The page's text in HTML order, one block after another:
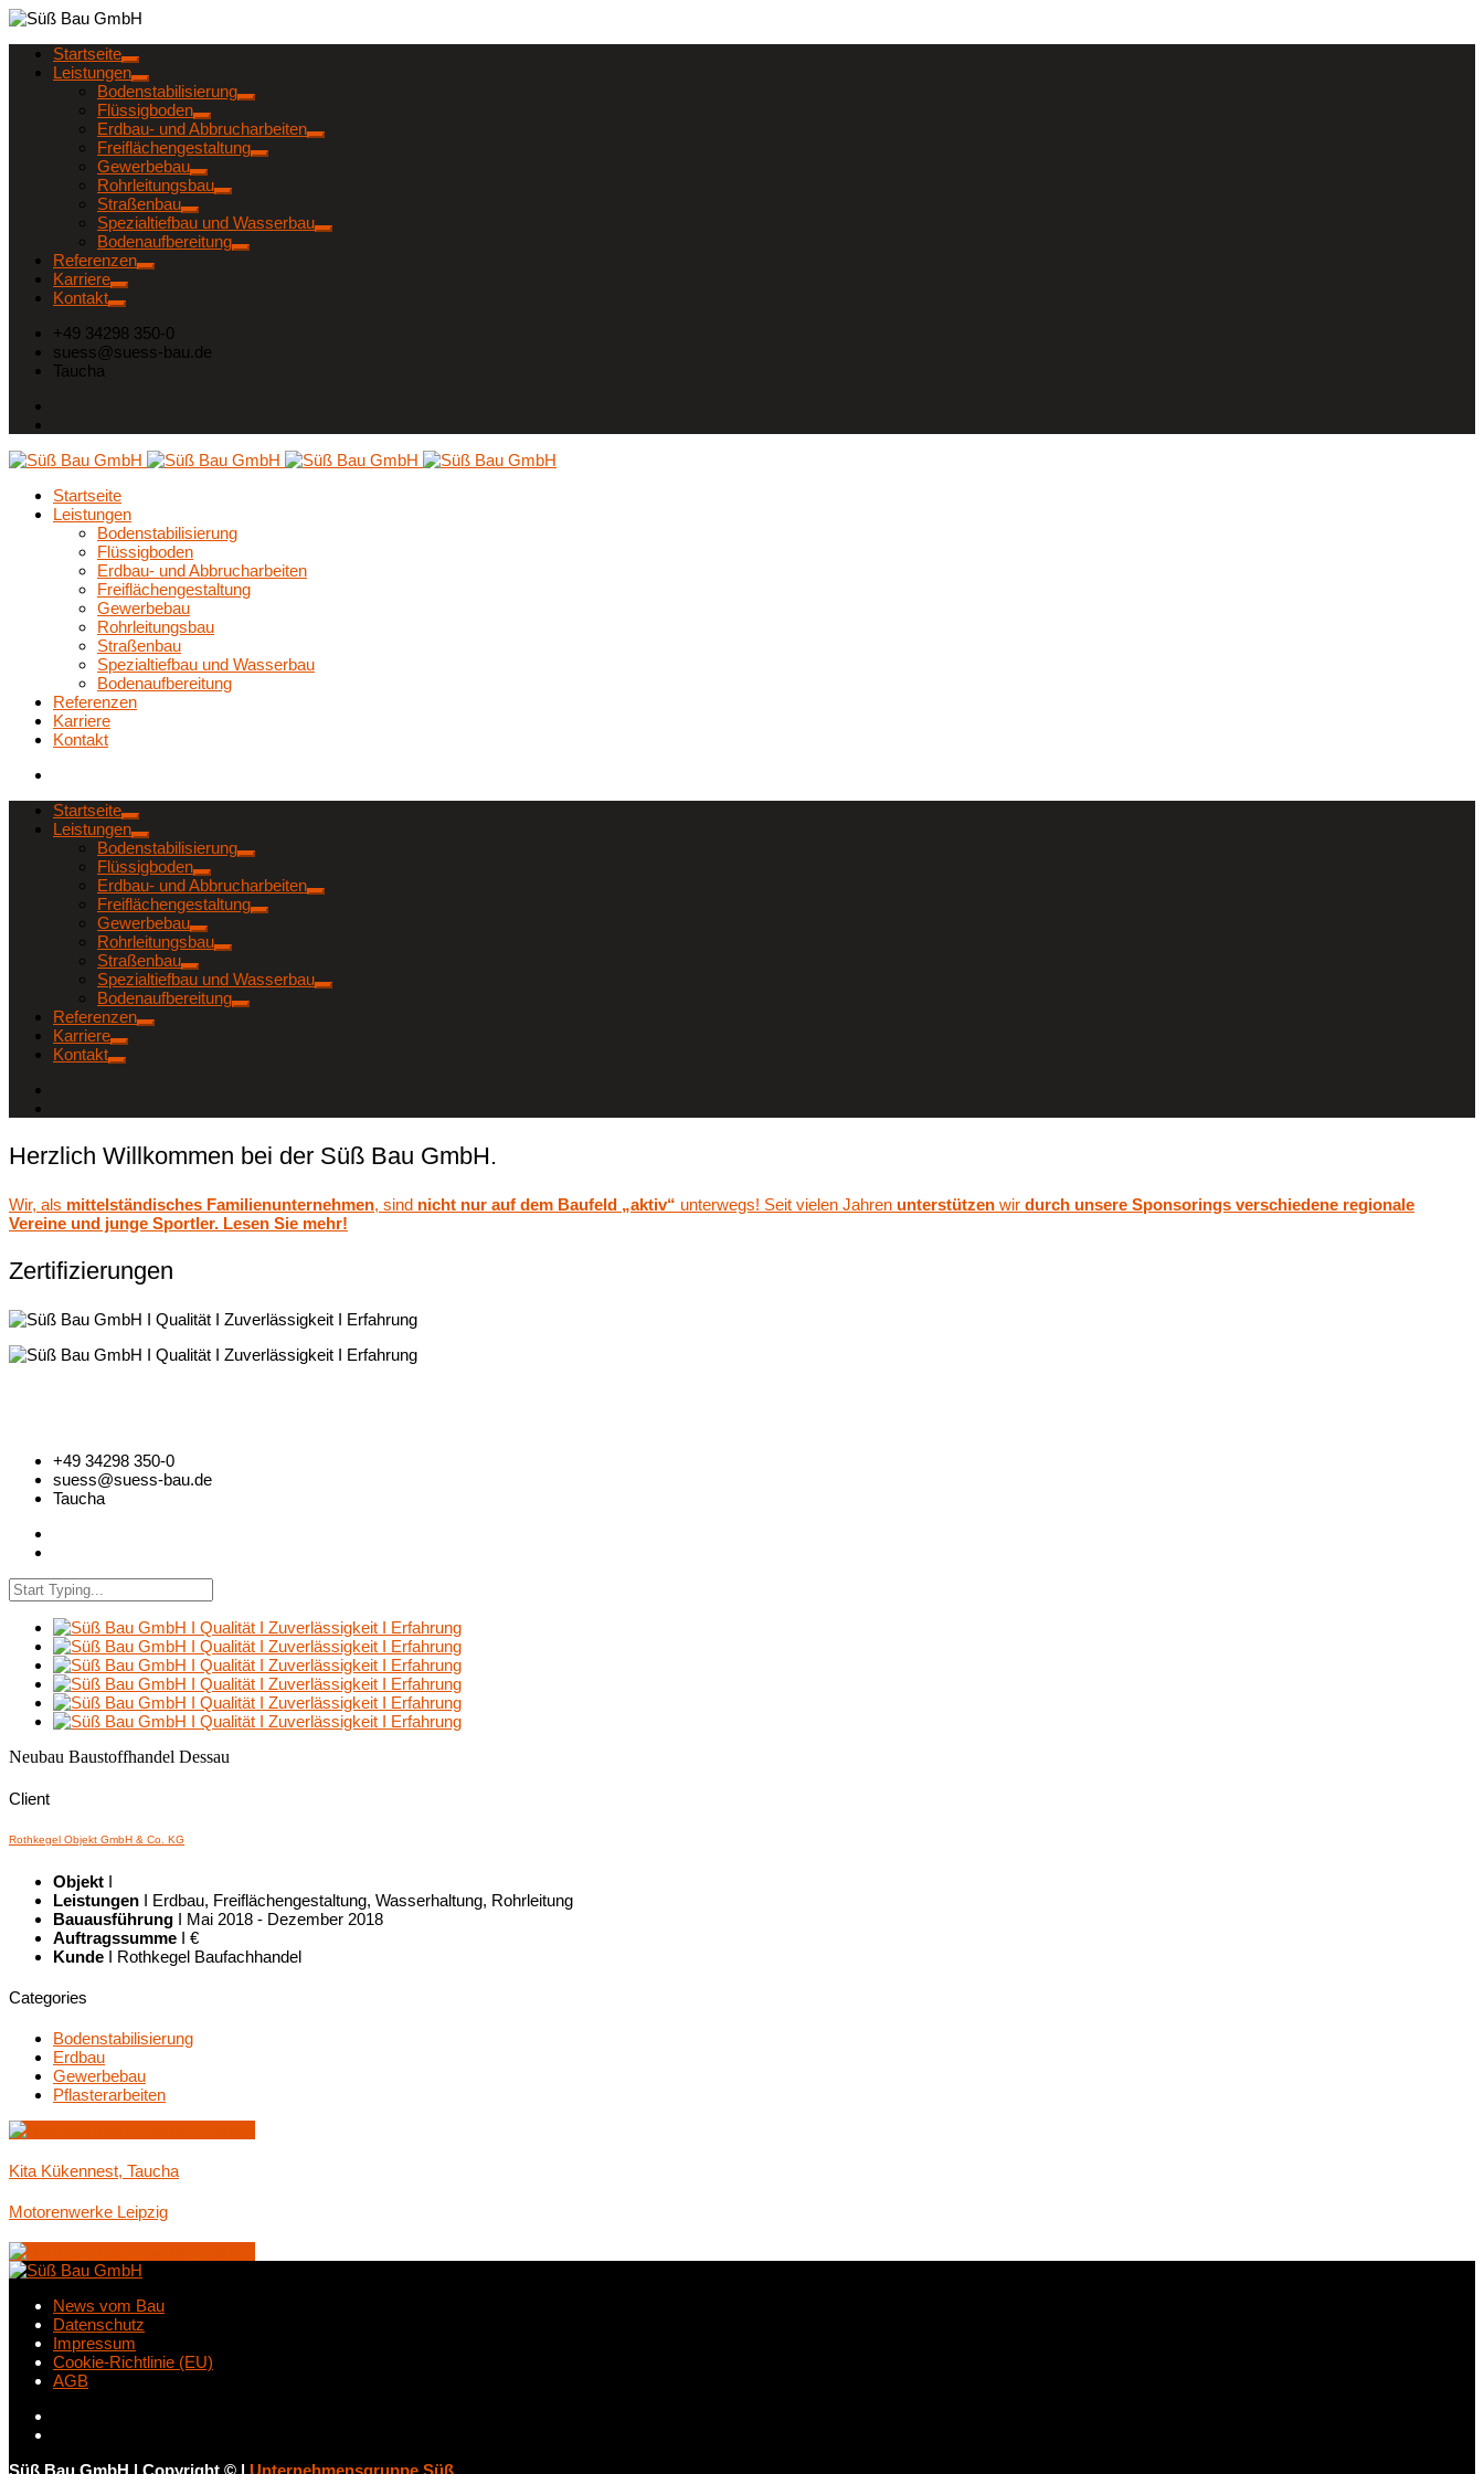
Startseite
Leistungen
Bodenstabilisierung
Flüssigboden
Erdbau- und Abbrucharbeiten
Freiflächengestaltung
Gewerbebau
Rohrleitungsbau
Straßenbau
Spezialtiefbau und Wasserbau
Bodenaufbereitung
Referenzen
Karriere
Kontakt
+49 34298 350-0
suess@suess-bau.de
Taucha
Startseite
Leistungen
Bodenstabilisierung
Flüssigboden
Erdbau- und Abbrucharbeiten
Freiflächengestaltung
Gewerbebau
Rohrleitungsbau
Straßenbau
Spezialtiefbau und Wasserbau
Bodenaufbereitung
Referenzen
Karriere
Kontakt
Startseite
Leistungen
Bodenstabilisierung
Flüssigboden
Erdbau- und Abbrucharbeiten
Freiflächengestaltung
Gewerbebau
Rohrleitungsbau
Straßenbau
Spezialtiefbau und Wasserbau
Bodenaufbereitung
Referenzen
Karriere
Kontakt
Herzlich Willkommen bei der Süß Bau GmbH.
Wir, als mittelständisches Familienunternehmen, sind nicht nur auf dem Baufeld „aktiv“ unterwegs! Seit vielen Jahren unterstützen wir durch unsere Sponsorings verschiedene regionale
Vereine und junge Sportler. Lesen Sie mehr!
Zertifizierungen
+49 34298 350-0
suess@suess-bau.de
Taucha
Neubau Baustoffhandel Dessau
Client
Rothkegel Objekt GmbH & Co. KG
Objekt I
Leistungen I Erdbau, Freiflächengestaltung, Wasserhaltung, Rohrleitung
Bauausführung I Mai 2018 - Dezember 2018
Auftragssumme I €
Kunde I Rothkegel Baufachhandel
Categories
Bodenstabilisierung
Erdbau
Gewerbebau
Pflasterarbeiten
Kita Kükennest, Taucha
Motorenwerke Leipzig
News vom Bau
Datenschutz
Impressum
Cookie-Richtlinie (EU)
AGB